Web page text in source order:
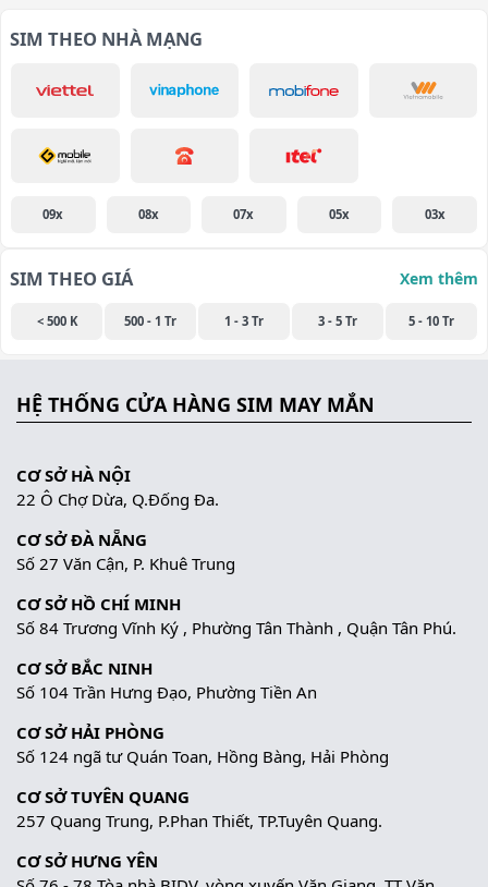
SIM THEO NHÀ MẠNG
09x 08x 07x 05x 03x
SIM THEO GIÁ Xem thêm
< 500 K 500 - 1 Tr 1 - 3 Tr 3 - 5 Tr 5 - 10 Tr
HỆ THỐNG CỬA HÀNG SIM MAY MẮN
CƠ SỞ HÀ NỘI
22 Ô Chợ Dừa, Q.Đống Đa.
CƠ SỞ ĐÀ NẴNG
Số 27 Văn Cận, P. Khuê Trung
CƠ SỞ HỒ CHÍ MINH
Số 84 Trương Vĩnh Ký , Phường Tân Thành , Quận Tân Phú.
CƠ SỞ BẮC NINH
Số 104 Trần Hưng Đạo, Phường Tiền An
CƠ SỞ HẢI PHÒNG
Số 124 ngã tư Quán Toan, Hồng Bàng, Hải Phòng
CƠ SỞ TUYÊN QUANG
257 Quang Trung, P.Phan Thiết, TP.Tuyên Quang.
CƠ SỞ HƯNG YÊN